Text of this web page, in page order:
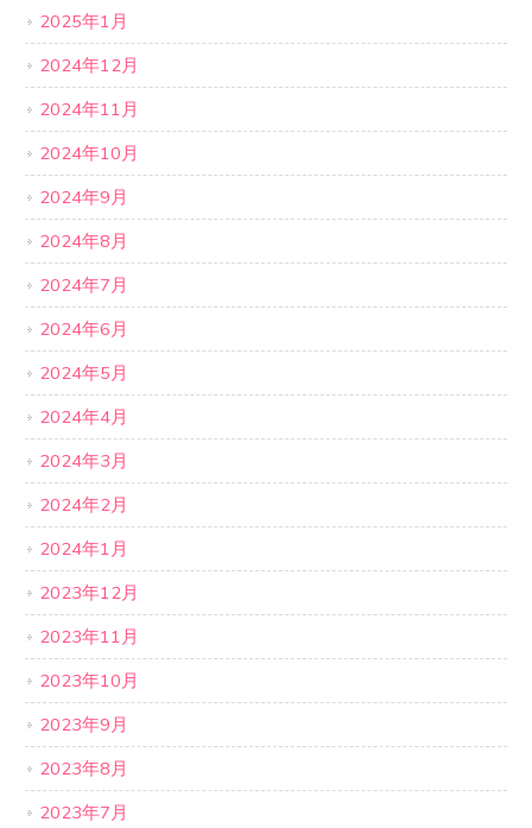
2025年1月
2024年12月
2024年11月
2024年10月
2024年9月
2024年8月
2024年7月
2024年6月
2024年5月
2024年4月
2024年3月
2024年2月
2024年1月
2023年12月
2023年11月
2023年10月
2023年9月
2023年8月
2023年7月